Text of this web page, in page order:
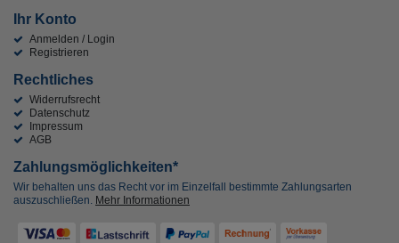
Ihr Konto
Anmelden / Login
Registrieren
Rechtliches
Widerrufsrecht
Datenschutz
Impressum
AGB
Zahlungsmöglichkeiten*
Wir behalten uns das Recht vor im Einzelfall bestimmte Zahlungsarten
auszuschließen. Mehr Informationen